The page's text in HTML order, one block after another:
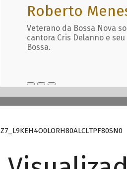
Roberto
Veterano da Bossa Nova
cantora Cris Delanno e
Bossa.
Z7_L9KEH4O0LORH80ALCLTPF80SN0